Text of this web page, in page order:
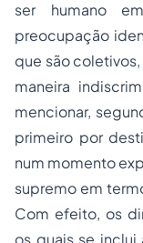
ser humano
preocupação
que são
maneira
mencionar,
primeiro por
num momento
supremo em
Com efeito, os
os quais se